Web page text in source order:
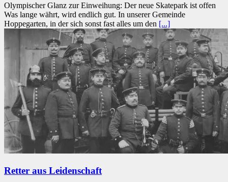
Olympischer Glanz zur Einweihung: Der neue Skatepark ist offen
Was lange währt, wird endlich gut. In unserer Gemeinde
Hoppegarten, in der sich sonst fast alles um den [...]
Retter aus Leidenschaft